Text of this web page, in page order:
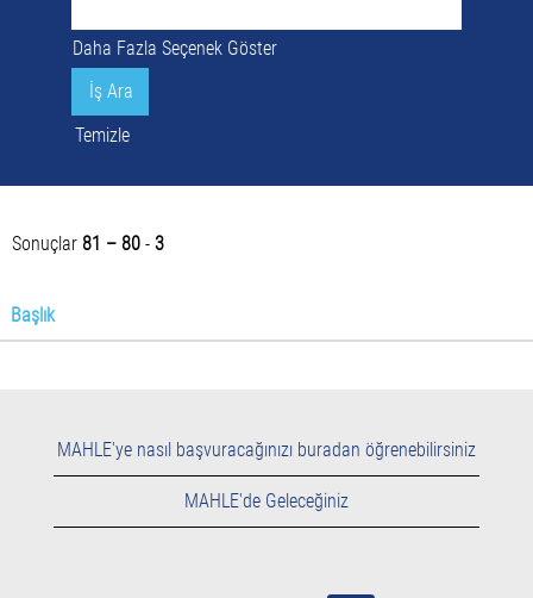
Daha Fazla Seçenek Göster
Temizle
Sonuçlar 81 – 80 - 3
Başlık
MAHLE'ye nasıl başvuracağınızı buradan öğrenebilirsiniz
MAHLE'de Geleceğiniz